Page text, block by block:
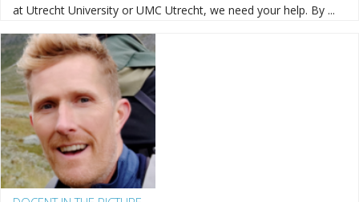
at Utrecht University or UMC Utrecht, we need your help. By ...